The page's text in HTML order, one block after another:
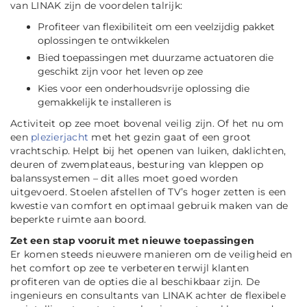
van LINAK zijn de voordelen talrijk:
Profiteer van flexibiliteit om een veelzijdig pakket
oplossingen te ontwikkelen
Bied toepassingen met duurzame actuatoren die
geschikt zijn voor het leven op zee
Kies voor een onderhoudsvrije oplossing die
gemakkelijk te installeren is
Activiteit op zee moet bovenal veilig zijn. Of het nu om
een plezierjacht met het gezin gaat of een groot
vrachtschip. Helpt bij het openen van luiken, daklichten,
deuren of zwemplateaus, besturing van kleppen op
balanssystemen – dit alles moet goed worden
uitgevoerd. Stoelen afstellen of TV’s hoger zetten is een
kwestie van comfort en optimaal gebruik maken van de
beperkte ruimte aan boord.
Zet een stap vooruit met nieuwe toepassingen
Er komen steeds nieuwere manieren om de veiligheid en
het comfort op zee te verbeteren terwijl klanten
profiteren van de opties die al beschikbaar zijn. De
ingenieurs en consultants van LINAK achter de flexibele